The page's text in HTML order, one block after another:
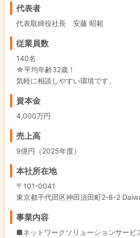
代表者
代表取締役社長 安藤 昭範
従業員数
140名
☆平均年齢32歳！
気軽に相談しやすい環境です。
資本金
4,000万円
売上高
9億円（2025年度）
本社所在地
〒101-0041
東京都千代田区神田須田町2-8-2
事業内容
■ネットワークソリューションサービ